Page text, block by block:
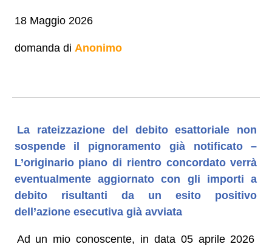
18 Maggio 2026
domanda di Anonimo
La rateizzazione del debito esattoriale non
sospende il pignoramento già notificato –
L’originario piano di rientro concordato verrà
eventualmente aggiornato con gli importi a
debito risultanti da un esito positivo
dell’azione esecutiva già avviata
Ad un mio conoscente, in data 05 aprile 2026